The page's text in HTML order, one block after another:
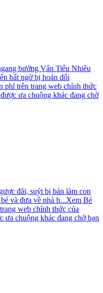
bướng Vân Tiểu Nhiêu
bất ngờ bị hoán đổi
trên trang web chính thức
ưa chuộng khác đang chờ
đãi, suýt bị bán làm con
và đưa về nhà h...Xem Bé
web chính thức của
ưa chuộng khác đang chờ bạn